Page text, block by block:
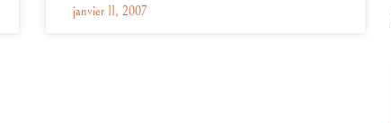
janvier 11, 2007